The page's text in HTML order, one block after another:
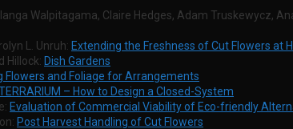
Walpitagama, Claire Hedges, Adam Truskewycz,
L. Unruh: Extending the Freshness of Cut Flowers at
Hillock: Dish Gardens
Flowers and Foliage for Arrangements
– How to Design a Closed-System
Evaluation of Commercial Viability of Eco-friendly
Post Harvest Handling of Cut Flowers